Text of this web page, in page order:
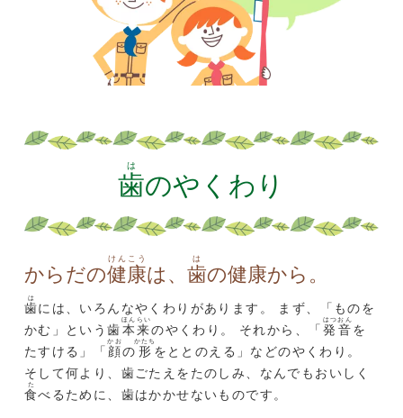
歯
は
のやくわり
からだの健康
けんこう
は、 歯
は
の健康から。
歯
は
には、いろんなやくわりがあります。 まず、「ものを
かむ」という歯本来
ほんらい
のやくわり。 それから、「 発音
はつおん
を
たすける」「 顔
かお
の 形
かたち
をととのえる」などのやくわり。
そして何より、歯ごたえをたのしみ、なんでもおいしく
食
た
べるために、歯はかかせないものです。